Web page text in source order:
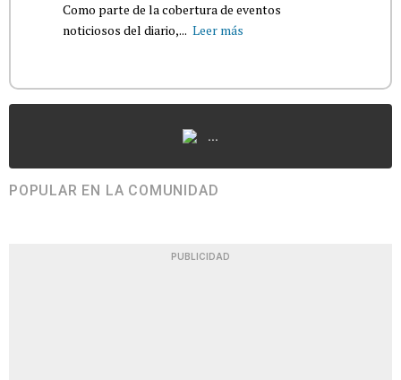
Como parte de la cobertura de eventos
noticiosos del diario,... Leer más
...
POPULAR EN LA COMUNIDAD
PUBLICIDAD